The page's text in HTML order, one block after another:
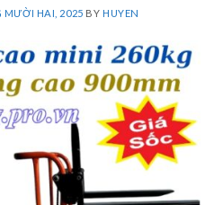
MƯỜI HAI, 2025 BY HUYEN